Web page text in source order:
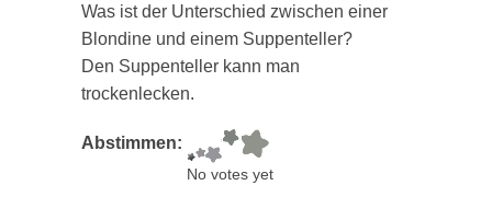
Was ist der Unterschied zwischen einer
Blondine und einem Suppenteller?
Den Suppenteller kann man
trockenlecken.
Abstimmen:
No votes yet